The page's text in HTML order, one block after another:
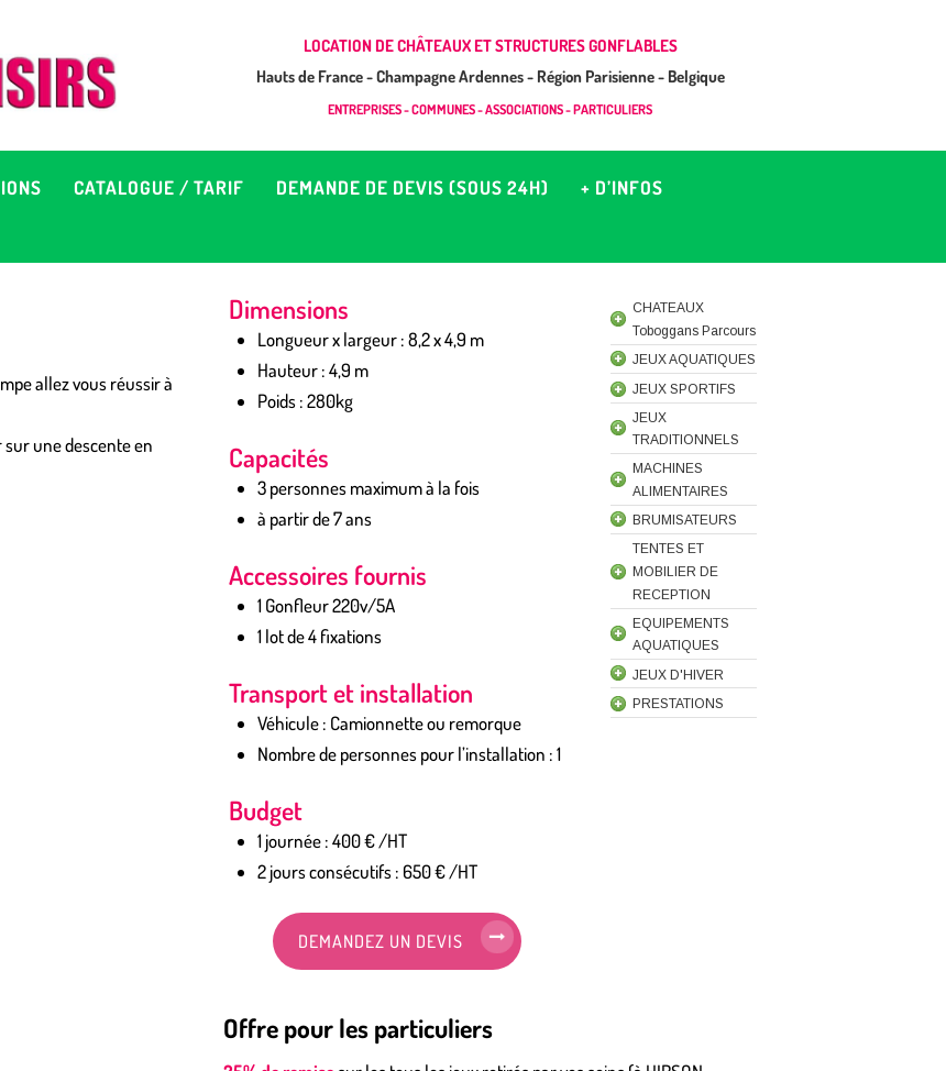
LOCATION DE CHÂTEAUX ET STRUCTURES GONFLABLES
Hauts de France - Champagne Ardennes - Région Parisienne - Belgique
ENTREPRISES - COMMUNES - ASSOCIATIONS - PARTICULIERS
CATALOGUE / TARIF DEMANDE DE DEVIS (SOUS 24H)
+ D’INFOS
GONFLAB LOISIRS
À LOUER &
DE DEVIS (SOUS
allez vous réussir à
sur une descente en
Dimensions
Longueur x largeur : 8,2 x 4,9 m
Hauteur : 4,9 m
Poids : 280kg
Capacités
3 personnes maximum à la fois
à partir de 7 ans
Accessoires fournis
1 Gonfleur 220v/5A
1 lot de 4 fixations
Transport et installation
Véhicule : Camionnette ou remorque
Nombre de personnes pour l’installation : 1
Budget
1 journée : 400 € /HT
2 jours consécutifs : 650 € /HT
DEMANDEZ UN DEVIS
CHATEAUX
Toboggans Parcours
JEUX AQUATIQUES
JEUX SPORTIFS
JEUX
TRADITIONNELS
MACHINES
ALIMENTAIRES
BRUMISATEURS
TENTES ET
MOBILIER DE
RECEPTION
EQUIPEMENTS
AQUATIQUES
JEUX D'HIVER
PRESTATIONS
Offre pour les particuliers